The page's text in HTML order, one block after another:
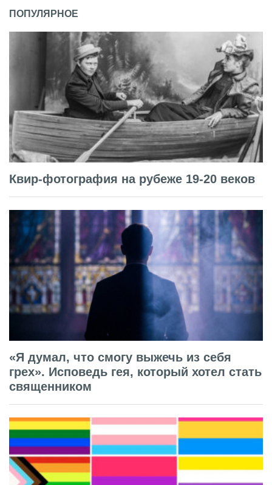
ПОПУЛЯРНОЕ
Квир-фотография на рубеже 19-20 веков
«Я думал, что смогу выжечь из себя
грех». Исповедь гея, который хотел стать
священником